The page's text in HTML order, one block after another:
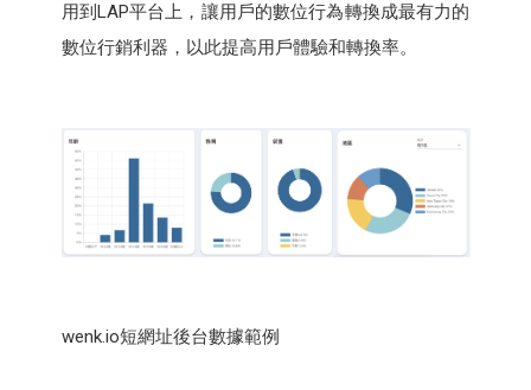
用到LAP平台上，讓用戶的數位行為轉換成最有力的
數位行銷利器，以此提高用戶體驗和轉換率。
wenk.io短網址後台數據範例